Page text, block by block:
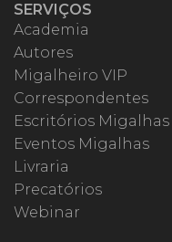
SERVIÇOS
Academia
Autores
Migalheiro VIP
Correspondentes
Escritórios Migalhas
Eventos Migalhas
Livraria
Precatórios
Webinar